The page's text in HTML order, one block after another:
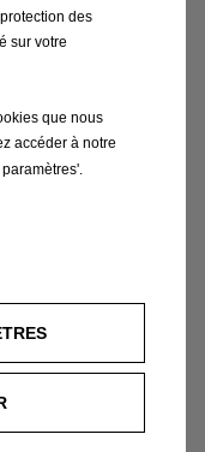
Crossland. Et
! Des
et l’aide au
des
sur votre
que nous
accéder à notre